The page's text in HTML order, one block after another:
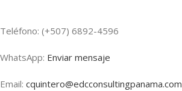
Teléfono: (+507) 6892-4596
WhatsApp: Enviar mensaje
Email: cquintero@edcconsultingpanama.com